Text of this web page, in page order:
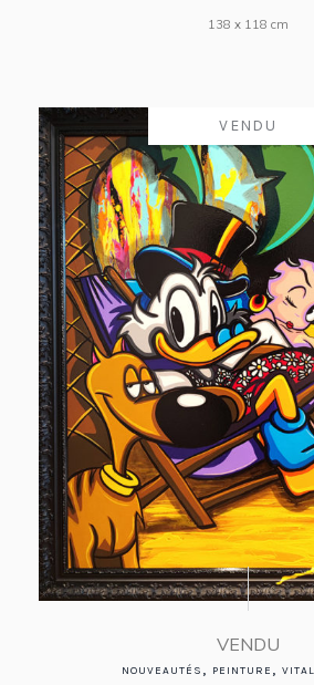
138 x 118 cm
VENDU
VENDU
NOUVEAUTÉS , PEINTURE ,